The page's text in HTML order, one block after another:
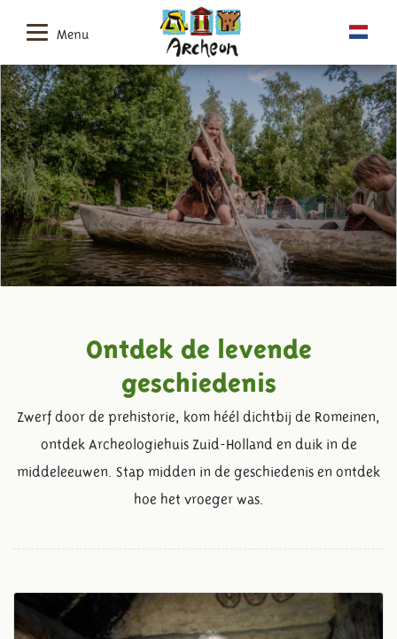
Menu
Ontdek de levende
geschiedenis
Zwerf door de prehistorie, kom héél dichtbij de Romeinen,
ontdek Archeologiehuis Zuid-Holland en duik in de
middeleeuwen. Stap midden in de geschiedenis en ontdek
hoe het vroeger was.